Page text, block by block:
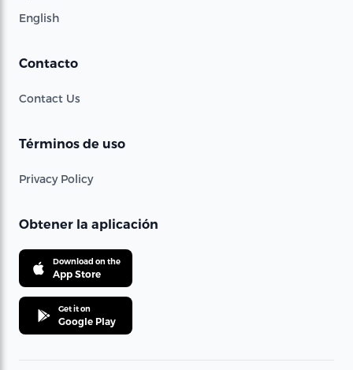
English
Contacto
Contact Us
Términos de uso
Privacy Policy
Obtener la aplicación
Download on the
App Store
Get it on
Google Play